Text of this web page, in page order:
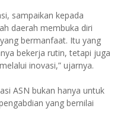
sampaikan kepada
daerah membuka diri
bermanfaat. Itu yang
bekerja rutin, tetapi juga
inovasi,” ujarnya.
ASN bukan hanya untuk
yang bernilai